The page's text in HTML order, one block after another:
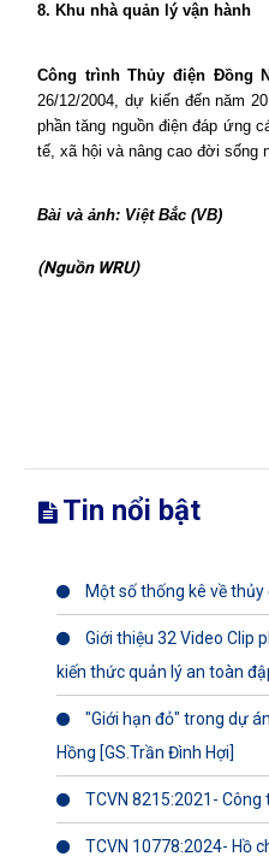
8. Khu nhà quản lý vận hành
Công trình Thủy điện Đồng
26/12/2004, dự kiến đến năm
phần tăng nguồn điện đáp ứng
tế, xã hội và nâng cao đời sống
Bài và ảnh: Việt Bắc (VB)
(Nguồn WRU)
Tin nổi bật
Một số thống kê về
Giới thiệu 32 Video Clip
kiến thức quản lý an toàn
"Giới hạn đỏ" trong dự
Hồng [GS.Trần Đình Hợi]
TCVN 8215:2021-
TCVN 10778:2024- Hồ